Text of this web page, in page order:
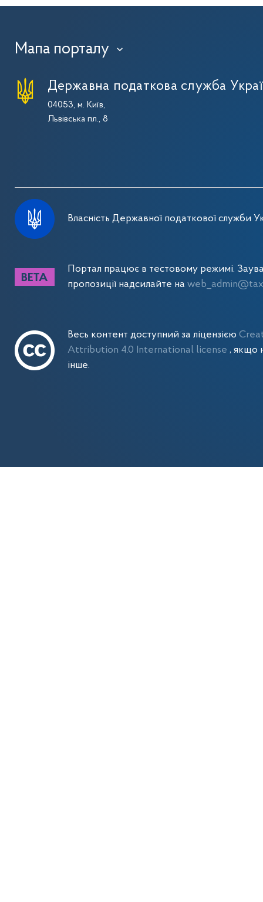
Мапа порталу ›
Державна податкова служба
04053, м. Київ,
Львівська пл., 8
Власність Державної податкової служби
Портал працює в тестовому режимі.
пропозиції надсилайте на
Весь контент доступний за ліцензією
Attribution 4.0 International license , якщо
інше.